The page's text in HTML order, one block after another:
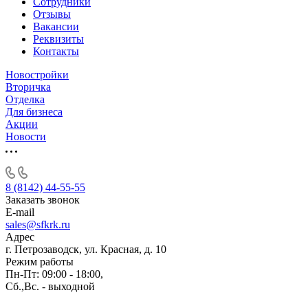
Отзывы
Вакансии
Реквизиты
Контакты
Новостройки
Вторичка
Отделка
Для бизнеса
Акции
Новости
8 (8142) 44-55-55
Заказать звонок
E-mail
sales@sfkrk.ru
Адрес
г. Петрозаводск, ул. Красная, д. 10
Режим работы
Пн-Пт: 09:00 - 18:00,
Сб.,Вс. - выходной